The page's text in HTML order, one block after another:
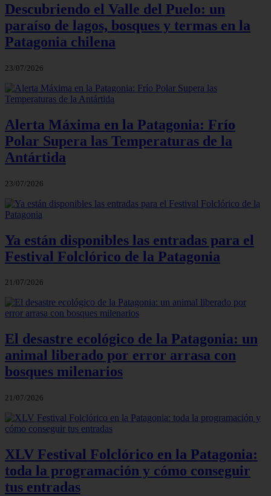
Descubriendo el Valle del Puelo: un
paraíso de lagos, bosques y termas en la
Patagonia chilena
23/07/2026
Alerta Máxima en la Patagonia: Frío
Polar Supera las Temperaturas de la
Antártida
23/07/2026
Ya están disponibles las entradas para el
Festival Folclórico de la Patagonia
21/07/2026
El desastre ecológico de la Patagonia: un
animal liberado por error arrasa con
bosques milenarios
21/07/2026
XLV Festival Folclórico en la Patagonia:
toda la programación y cómo conseguir
tus entradas